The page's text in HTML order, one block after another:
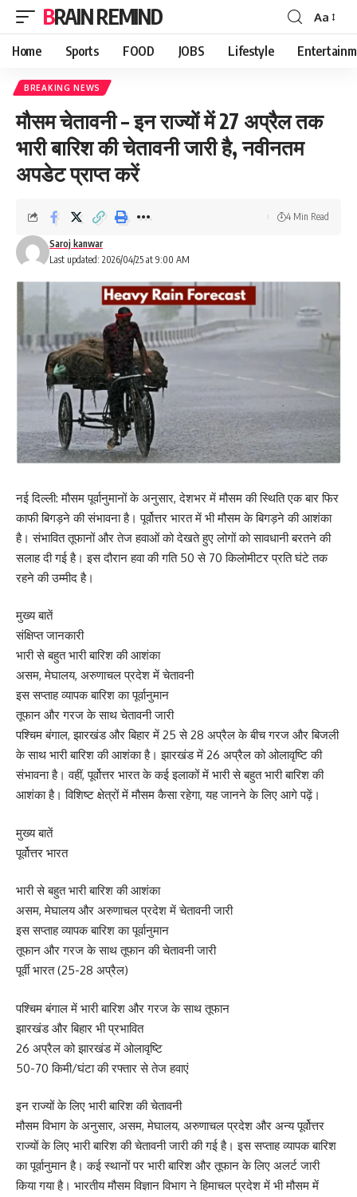
BRAIN REMIND
Font
Resizer
Aa
Home Sports FOOD JOBS Lifestyle
BREAKING NEWS
मौसम चेतावनी – इन राज्यों में 27 अप्रैल तक
भारी बारिश की चेतावनी जारी है, नवीनतम
अपडेट प्राप्त करें
Last updated: 2026/04/25 at 9:00 AM
Saroj kanwar
4 Min Read
नई दिल्ली: मौसम पूर्वानुमानों के अनुसार, देशभर में मौसम की स्थिति एक बार फिर
काफी बिगड़ने की संभावना है। पूर्वोत्तर भारत में भी मौसम के बिगड़ने की आशंका
है। संभावित तूफानों और तेज हवाओं को देखते हुए लोगों को सावधानी बरतने की
सलाह दी गई है। इस दौरान हवा की गति 50 से 70 किलोमीटर प्रति घंटे तक
रहने की उम्मीद है।
मुख्य बातें
संक्षिप्त जानकारी
भारी से बहुत भारी बारिश की आशंका
असम, मेघालय, अरुणाचल प्रदेश में चेतावनी
इस सप्ताह व्यापक बारिश का पूर्वानुमान
तूफान और गरज के साथ चेतावनी जारी
पश्चिम बंगाल, झारखंड और बिहार में 25 से 28 अप्रैल के बीच गरज और बिजली
के साथ भारी बारिश की आशंका है। झारखंड में 26 अप्रैल को ओलावृष्टि की
संभावना है। वहीं, पूर्वोत्तर भारत के कई इलाकों में भारी से बहुत भारी बारिश की
आशंका है। विशिष्ट क्षेत्रों में मौसम कैसा रहेगा, यह जानने के लिए आगे पढ़ें।
मुख्य बातें
पूर्वोत्तर भारत
भारी से बहुत भारी बारिश की आशंका
असम, मेघालय और अरुणाचल प्रदेश में चेतावनी जारी
इस सप्ताह व्यापक बारिश का पूर्वानुमान
तूफान और गरज के साथ तूफान की चेतावनी जारी
पूर्वी भारत (25-28 अप्रैल)
पश्चिम बंगाल में भारी बारिश और गरज के साथ तूफान
झारखंड और बिहार भी प्रभावित
26 अप्रैल को झारखंड में ओलावृष्टि
50-70 किमी/घंटा की रफ्तार से तेज हवाएं
इन राज्यों के लिए भारी बारिश की चेतावनी
मौसम विभाग के अनुसार, असम, मेघालय, अरुणाचल प्रदेश और अन्य पूर्वोत्तर
राज्यों के लिए भारी बारिश की चेतावनी जारी की गई है। इस सप्ताह व्यापक बारिश
का पूर्वानुमान है। कई स्थानों पर भारी बारिश और तूफान के लिए अलर्ट जारी
किया गया है। भारतीय मौसम विज्ञान विभाग ने हिमाचल प्रदेश में भी मौसम में